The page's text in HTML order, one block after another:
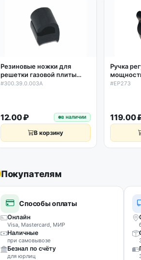
Резиновые ножки для
решетки газовой плиты
Gefest, Гефест
#300.39.0.003A
12.00 ₽ в наличии
В корзину
Ручка
духовки
#EP273
119.00
Покупателям
Способы оплаты
Онлайн
Visa, Mastercard, МИР
Наличные
при самовывозе
Безнал по счёту
для юрлиц